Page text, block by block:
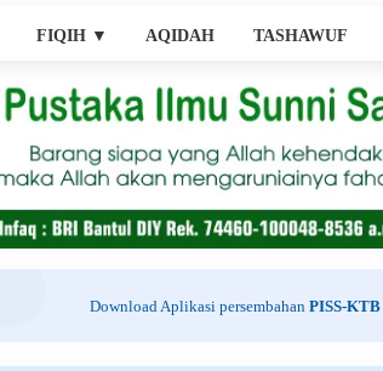
FIQIH ▼ AQIDAH TASHAWUF
Download Aplikasi persembahan PISS-KTB